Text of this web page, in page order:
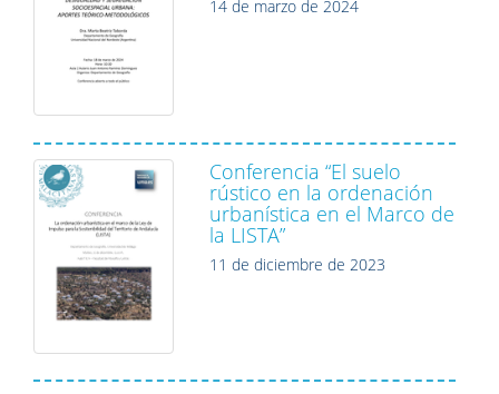
14 de marzo de 2024
Conferencia “El suelo
rústico en la ordenación
urbanística en el Marco de
la LISTA”
11 de diciembre de 2023